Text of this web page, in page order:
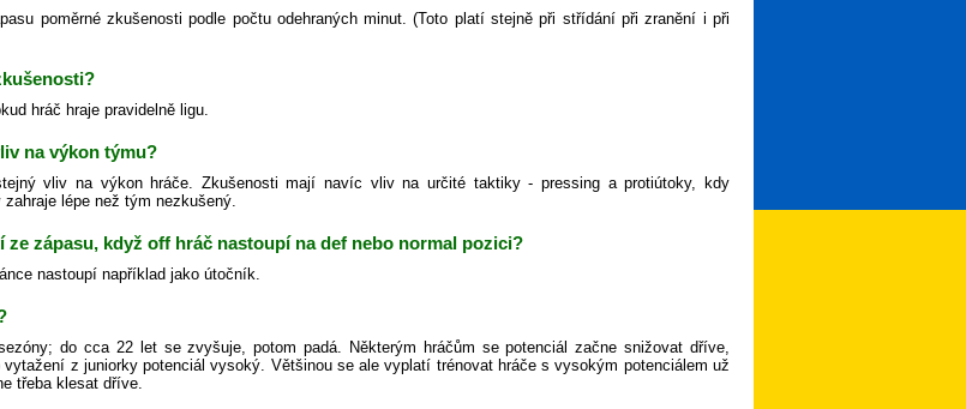
poměrné zkušenosti podle počtu odehraných minut. (Toto platí stejně při střídání při zranění i při
hráč hraje pravidelně ligu.
na výkon týmu?
vliv na výkon hráče. Zkušenosti mají navíc vliv na určité taktiky - pressing a protiútoky, kdy
lépe než tým nezkušený.
zápasu, když off hráč nastoupí na def nebo normal pozici?
nastoupí například jako útočník.
do cca 22 let se zvyšuje, potom padá. Některým hráčům se potenciál začne snižovat dříve,
z juniorky potenciál vysoký. Většinou se ale vyplatí trénovat hráče s vysokým potenciálem už
třeba klesat dříve.